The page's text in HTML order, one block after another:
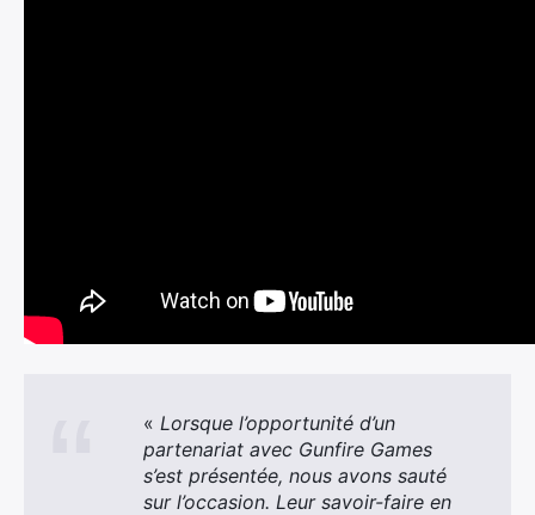
« Lorsque l’opportunité d’un
partenariat avec Gunfire Games
s’est présentée, nous avons sauté
sur l’occasion. Leur savoir-faire en